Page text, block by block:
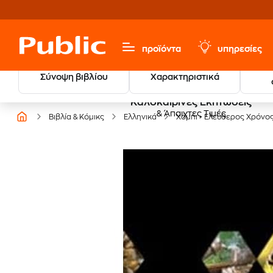
προϊόντα υπηρεσίες
Σύνοψη βιβλίου Χαρακτηριστικά
Καλοκαιρινές Εκπτώσεις
& Άπαιχτες Τιμές
Βιβλία & Κόμικς Ελληνικά Χόμπι - Ελεύθερος